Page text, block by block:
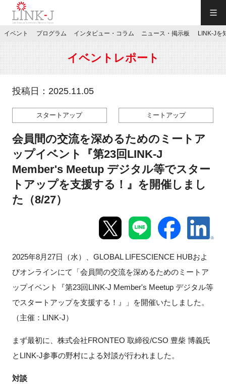
JP／EN
特別会員専用メニュー
施設ご予約
お問い合わせ
イベント
プログラム
ニュース・掲示板
LINK-Jを知る
イベント プログラム インタビュー・コラム ニュース・掲示板 LINK-Jを
イベントレポート
投稿日：2025.11.05
スタートアップ ミートアップ
会員間の交流を深めるためのミートア
ップイベント『第23回LINK-J
Member's Meetup デジタル等でスター
トアップを支援する！』を開催しまし
た（8/27）
2025年8月27日（水）、GLOBAL LIFESCIENCE HUBおよ
びオンラインにて「会員間の交流を深めるためのミートア
ップイベント『第23回LINK-J Member's Meetup デジタル等
でスタートアップを支援する！』」を開催いたしました。
（主催： LINK-J）
まず最初に、株式会社FRONTEO 取締役/CSO 豊柴 博義氏
とLINK-J参事の野村による対談が行われました。
対談